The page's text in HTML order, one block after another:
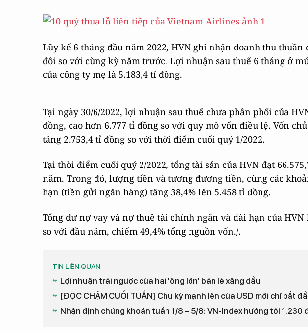
Lũy kế 6 tháng đầu năm 2022, HVN ghi nhận doanh thu thuần
đôi so với cùng kỳ năm trước. Lợi nhuận sau thuế 6 tháng ở
của công ty mẹ là 5.183,4 tỉ đồng.
Tại ngày 30/6/2022, lợi nhuận sau thuế chưa phân phối của
đồng, cao hơn 6.777 tỉ đồng so với quy mô vốn điều lệ. Vốn
tăng 2.753,4 tỉ đồng so với thời điểm cuối quý 1/2022.
Tại thời điểm cuối quý 2/2022, tổng tài sản của HVN đạt
năm. Trong đó, lượng tiền và tương đương tiền, cùng các
hạn (tiền gửi ngân hàng) tăng 38,4% lên 5.458 tỉ đồng.
Tổng dư nợ vay và nợ thuê tài chính ngắn và dài hạn của HVN
so với đầu năm, chiếm 49,4% tổng nguồn vốn./.
TIN LIÊN QUAN
Lợi nhuận trái ngược của hai 'ông lớn' bán lẻ xăng dầu
[ĐỌC CHẬM CUỐI TUẦN] Chu kỳ mạnh lên của USD mới chỉ bắt
Nhận định chứng khoán tuần 1/8 – 5/8: VN-Index hướng tới 1.230